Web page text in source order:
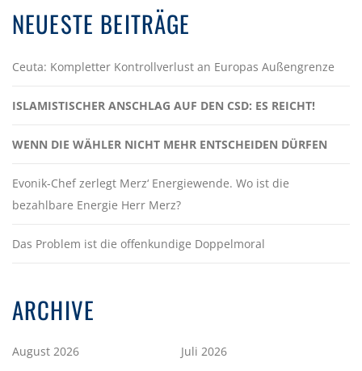
NEUESTE BEITRÄGE
Ceuta: Kompletter Kontrollverlust an Europas Außengrenze
ISLAMISTISCHER ANSCHLAG AUF DEN CSD: ES REICHT!
WENN DIE WÄHLER NICHT MEHR ENTSCHEIDEN DÜRFEN
Evonik-Chef zerlegt Merz‘ Energiewende. Wo ist die
bezahlbare Energie Herr Merz?
Das Problem ist die offenkundige Doppelmoral
ARCHIVE
August 2026
Juli 2026